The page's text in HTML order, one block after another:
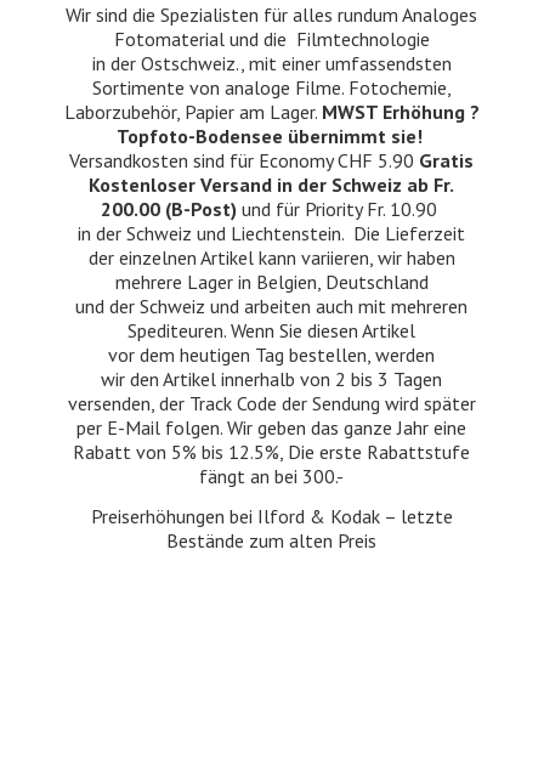
Wir sind die Spezialisten für alles rundum Analoges
Fotomaterial und die Filmtechnologie
in der Ostschweiz., mit einer umfassendsten
Sortimente von analoge Filme. Fotochemie,
Laborzubehör, Papier am Lager. MWST Erhöhung ?
Topfoto-Bodensee übernimmt sie!
Versandkosten sind für Economy CHF 5.90 Gratis
Kostenloser Versand in der Schweiz ab Fr.
200.00 (B-Post) und für Priority Fr. 10.90
in der Schweiz und Liechtenstein. Die Lieferzeit
der einzelnen Artikel kann variieren, wir haben
mehrere Lager in Belgien, Deutschland
und der Schweiz und arbeiten auch mit mehreren
Spediteuren. Wenn Sie diesen Artikel
vor dem heutigen Tag bestellen, werden
wir den Artikel innerhalb von 2 bis 3 Tagen
versenden, der Track Code der Sendung wird später
per E-Mail folgen. Wir geben das ganze Jahr eine
Rabatt von 5% bis 12.5%, Die erste Rabattstufe
fängt an bei 300.-
Preiserhöhungen bei Ilford & Kodak – letzte
Bestände zumalten Preis